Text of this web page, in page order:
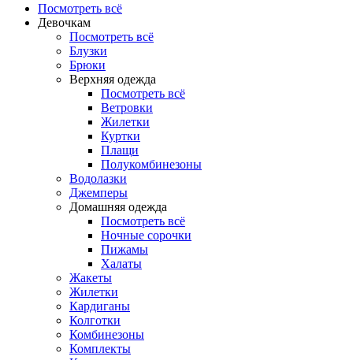
Посмотреть всё
Девочкам
Посмотреть всё
Блузки
Брюки
Верхняя одежда
Посмотреть всё
Ветровки
Жилетки
Куртки
Плащи
Полукомбинезоны
Водолазки
Джемперы
Домашняя одежда
Посмотреть всё
Ночные сорочки
Пижамы
Халаты
Жакеты
Жилетки
Кардиганы
Колготки
Комбинезоны
Комплекты